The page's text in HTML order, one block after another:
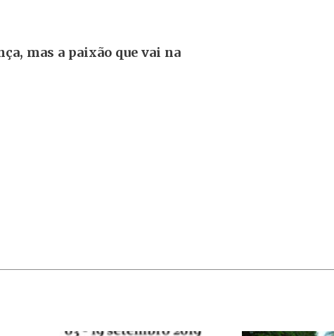
mas a paixão que vai na